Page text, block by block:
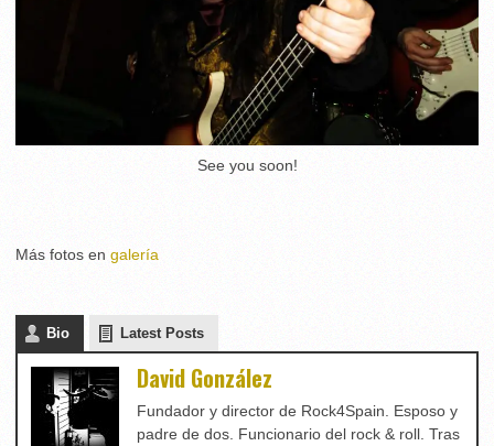
See you soon!
Más fotos en galería
Bio Latest Posts
David González
Fundador y director de Rock4Spain. Esposo y
padre de dos. Funcionario del rock & roll. Tras